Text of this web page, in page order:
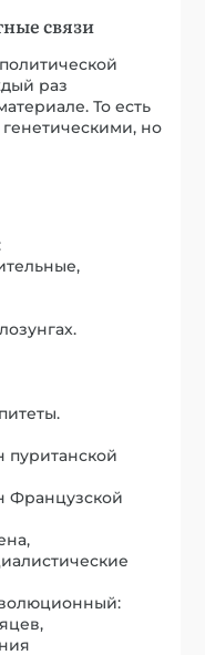
связи
раз
То есть
но
Французской